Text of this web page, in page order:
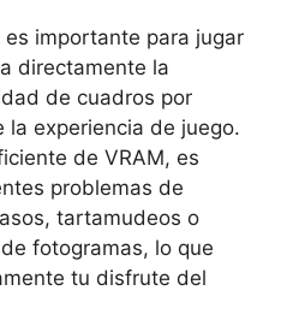
importante para jugar
directamente la
de cuadros por
experiencia de juego.
de VRAM, es
problemas de
tartamudeos o
fotogramas, lo que
tu disfrute del